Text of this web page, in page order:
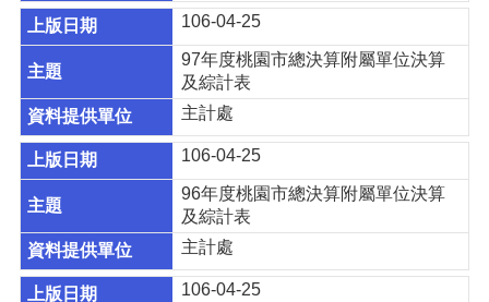
106-04-25
97年度桃園市總決算附屬單位決算
及綜計表
主計處
106-04-25
96年度桃園市總決算附屬單位決算
及綜計表
主計處
106-04-25